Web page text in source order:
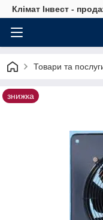
Клімат Інвест -
Товари та
знижка